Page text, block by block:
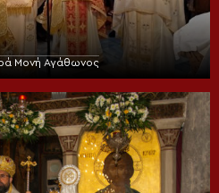
Μονή Αγάθωνος